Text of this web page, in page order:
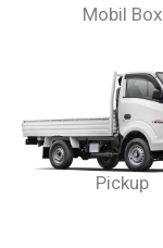
Mobil Box
Pickup